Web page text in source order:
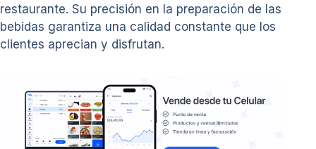
restaurante. Su precisión en la preparación de las
bebidas garantiza una calidad constante que los
clientes aprecian y disfrutan.